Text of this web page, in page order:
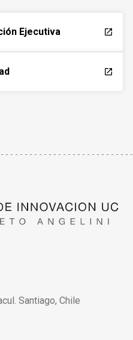
Ejecutiva launch
launch
Santiago, Chile